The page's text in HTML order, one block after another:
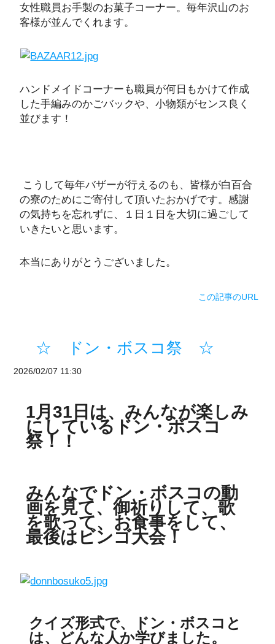
女性職員お手製のお菓子コーナー。毎年沢山のお
客様が並んでくれます。
ハンドメイドコーナーも職員が何日もかけて作成
した手編みのかごバックや、小物類がセンス良く
並びます！
こうして毎年バザーが行えるのも、皆様が白百合
の寮のためにご寄付して頂いたおかげです。感謝
の気持ちを忘れずに、１日１日を大切に過ごして
いきたいと思います。
本当にありがとうございました。
この記事のURL
☆ ドン・ボスコ祭 ☆
2026/02/07 11:30
1月31日は、みんなが楽しみ
にしているドン・ボスコ
祭！！
みんなでドン・ボスコの動
画を見て、御祈りして、歌
を歌って、お食事をして、
最後はビンゴ大会！
クイズ形式で、ドン・ボスコと
は、どんな人か学びました。